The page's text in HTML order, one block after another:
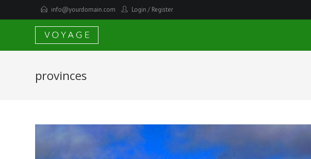
info@yourdomain.com Login / Register
provinces